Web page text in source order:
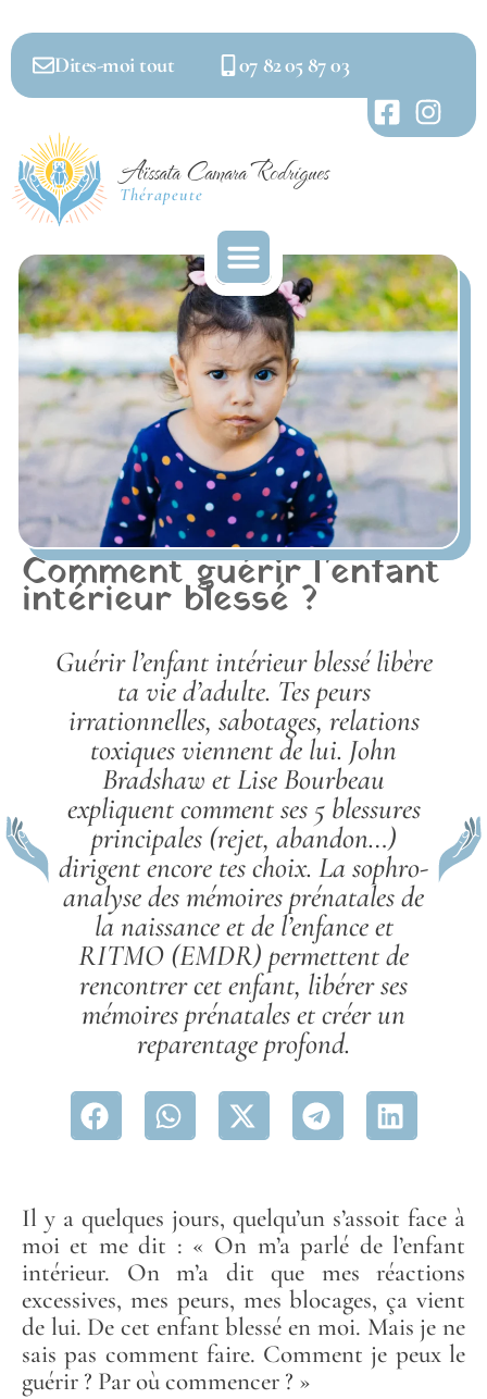
Dites-moi tout 07 82 05 87 03
Aïssata Camara Rodrigues
Thérapeute
Comment guérir l’enfant
intérieur blessé ?
Guérir l’enfant intérieur blessé libère
ta vie d’adulte. Tes peurs
irrationnelles, sabotages, relations
toxiques viennent de lui. John
Bradshaw et Lise Bourbeau
expliquent comment ses 5 blessures
principales (rejet, abandon…)
dirigent encore tes choix. La sophro-
analyse des mémoires prénatales de
la naissance et de l’enfance et
RITMO (EMDR) permettent de
rencontrer cet enfant, libérer ses
mémoires prénatales et créer un
reparentage profond.
Il y a quelques jours, quelqu’un s’assoit face à
moi et me dit : « On m’a parlé de l’enfant
intérieur. On m’a dit que mes réactions
excessives, mes peurs, mes blocages, ça vient
de lui. De cet enfant blessé en moi. Mais je ne
sais pas comment faire. Comment je peux le
guérir ? Par où commencer ? »